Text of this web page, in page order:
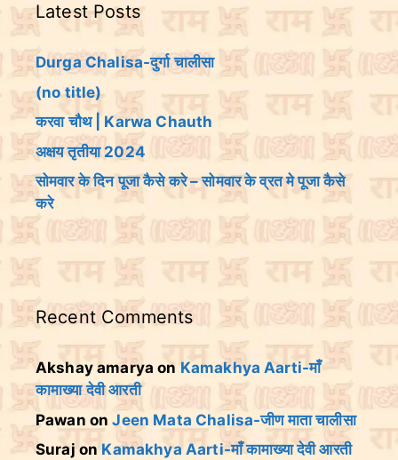
Latest Posts
Durga Chalisa-दुर्गा चालीसा
(no title)
करवा चौथ | Karwa Chauth
अक्षय तृतीया 2024
सोमवार के दिन पूजा कैसे करे – सोमवार के व्रत मे पूजा कैसे
करे
Recent Comments
Akshay amarya on Kamakhya Aarti-माँ
कामाख्या देवी आरती
Pawan onJeen Mata Chalisa-जीण माता चालीसा
Suraj on Kamakhya Aarti-माँ कामाख्या देवी आरती